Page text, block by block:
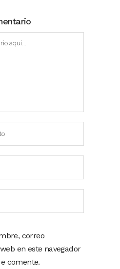
correo
en este navegador
comente.